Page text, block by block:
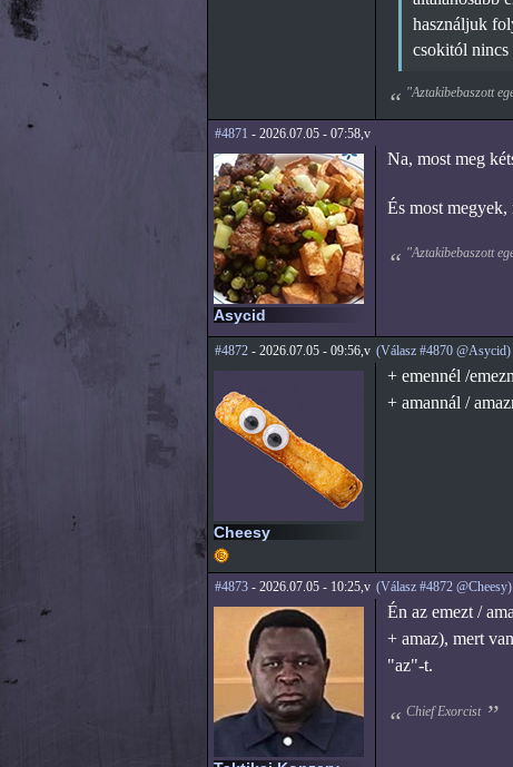
használjuk
csokitól nincs
"Aztakibebaszott
#4871 - 2026.07.05 - 07:58,v
Asycid
Na, most meg
És most
"Aztakibebaszott
#4872- 2026.07.05 - 09:56,v (Válasz #4870 @Asycid)
Cheesy
+ emennél /
+ amannál /
#4873- 2026.07.05 - 10:25,v (Válasz #4872 @Cheesy)
Én az emezt /
+ amaz), mert
"az"-t.
Chief Exorcist